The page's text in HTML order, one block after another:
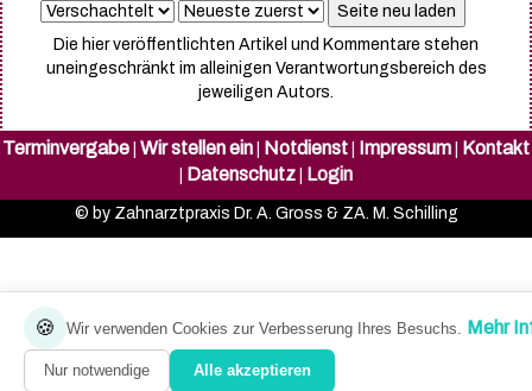
Die hier veröffentlichten Artikel und Kommentare stehen
uneingeschränkt im alleinigen Verantwortungsbereich des
jeweiligen Autors.
Terminvergabe Wir stellen ein Notdienst Impressum Kontakt
Datenschutz Login
© by Zahnarztpraxis Dr. A. Gross & ZA. M. Schilling
🍪 Wir verwenden Cookies zur Verbesserung Ihres Besuchs. Mehr
Nur notwendige Alle akzeptieren